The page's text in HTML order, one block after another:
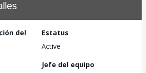
del
Estatus
Active
Jefe del equipo